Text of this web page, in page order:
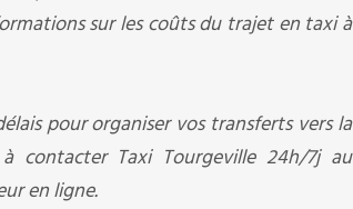
sur les coûts du trajet en taxi à
pour organiser vos transferts vers la
contacter Taxi Tourgeville 24h/7j au
en ligne.